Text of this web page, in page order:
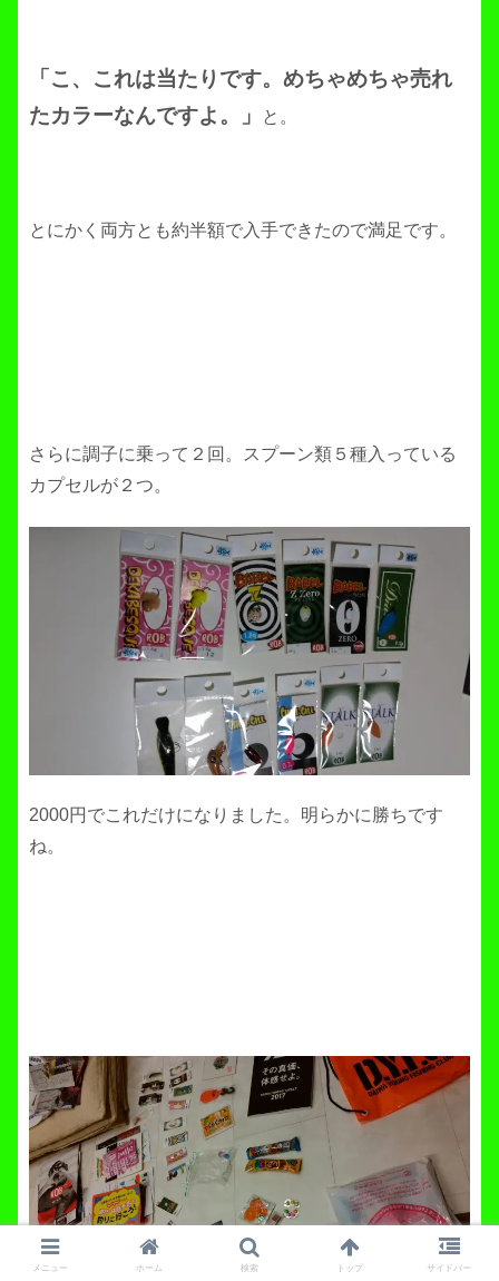
「こ、これは当たりです。めちゃめちゃ売れ
たカラーなんですよ。」
と。
とにかく両方とも約半額で入手できたので満足です。
さらに調子に乗って２回。スプーン類５種入っている
カプセルが２つ。
2000円でこれだけになりました。明らかに勝ちです
ね。
メニュー ホーム 検索 トップ サイドバー